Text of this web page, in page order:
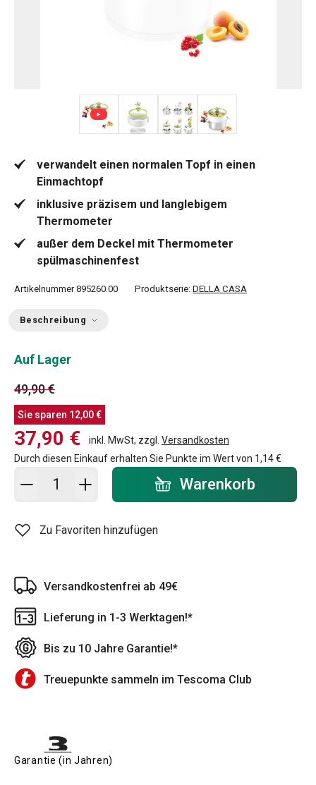
verwandelt einen normalen Topf in einen
Einmachtopf
inklusive präzisem und langlebigem
Thermometer
außer dem Deckel mit Thermometer
spülmaschinenfest
Artikelnummer 895260.00 Produktserie: DELLA CASA
Beschreibung
Auf Lager
49,90 €
Sie sparen 12,00 €
37,90 € inkl. MwSt, zzgl. Versandkosten
Durch diesen Einkauf erhalten Sie Punkte im Wert von 1,14 €
In den Warenkorb - Menge Warenkorb
Zu Favoriten hinzufügen
Versandkostenfrei ab 49€
Lieferung in 1-3 Werktagen!*
Bis zu 10 Jahre Garantie!*
Treuepunkte sammeln im Tescoma Club
Garantie (in Jahren)